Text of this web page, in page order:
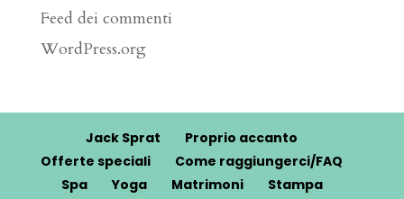
Feed dei commenti
WordPress.org
Jack Sprat
Proprio accanto
Offerte speciali
Come raggiungerci/FAQ
Spa
Yoga Matrimoni Stampa